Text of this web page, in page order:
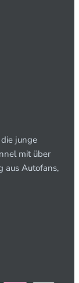
junge
mit über
aus Autofans,